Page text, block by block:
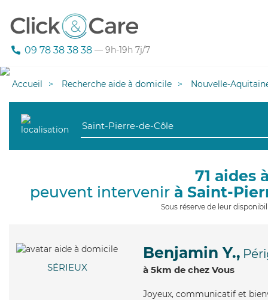
09 78 38 38 38 — 9h-19h 7j/7
Accueil Recherche aide à domicile Nouvelle-
71 aides
peuvent intervenir à Saint-
Sous réserve de leur
SÉRIEUX
Benjamin Y.,
à 5km de chez Vous
Joyeux, communicatif et